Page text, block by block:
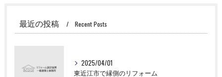
最近の投稿 Recent Posts
2025/04/01
東近江市で縁側のリフォーム